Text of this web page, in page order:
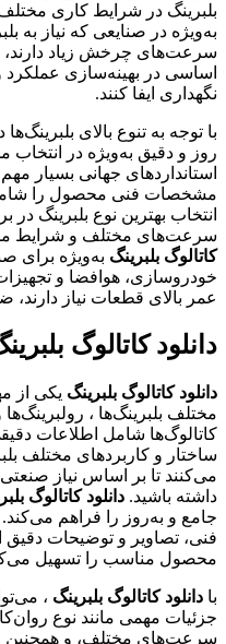
بلبرینگ در شرایط کاری
به‌ویژه در صنایعی که نیاز به
سرعت‌های چرخش زیاد دارند،
اساسی در بهینه‌سازی
نگهداری ایفا کنند.
با توجه به تنوع بالای
روز و دقیق به‌ویژه در انتخاب
استانداردهای جهانی بسیار
مشخصات فنی محصول را شامل
انتخاب بهترین نوع بلبرینگ
سرعت‌های مختلف و شرایط
کاتالوگ‌ بلبرینگ به‌ویژه برای
خودروسازی، هوافضا و
عمر بالای قطعات نیاز
دانلود کاتالوگ
دانلود کاتالوگ بلبرینگ یکی از
مختلف بلبرینگ‌ها ،
کاتالوگ‌ها شامل اطلاعات
ساختار و کاربردهای مختلف
می‌کنند تا بر اساس نیاز صنعتی
داشته باشید. دانلود کاتالوگ
جامع و به‌روز را فراهم
فنی، تصاویر و توضیحات دقیق
محصول مناسب را تسهیل
با دانلود کاتالوگ بلبرینگ ،
جزئیات مهمی مانند نوع
سرعت‌های مختلف، و همچنین